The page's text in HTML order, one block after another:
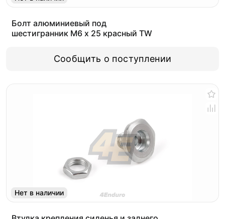
Болт алюминиевый под
шестигранник M6 x 25 красный TW
Сообщить о поступлении
Нет в наличии